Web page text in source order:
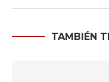
TAMBIÉN